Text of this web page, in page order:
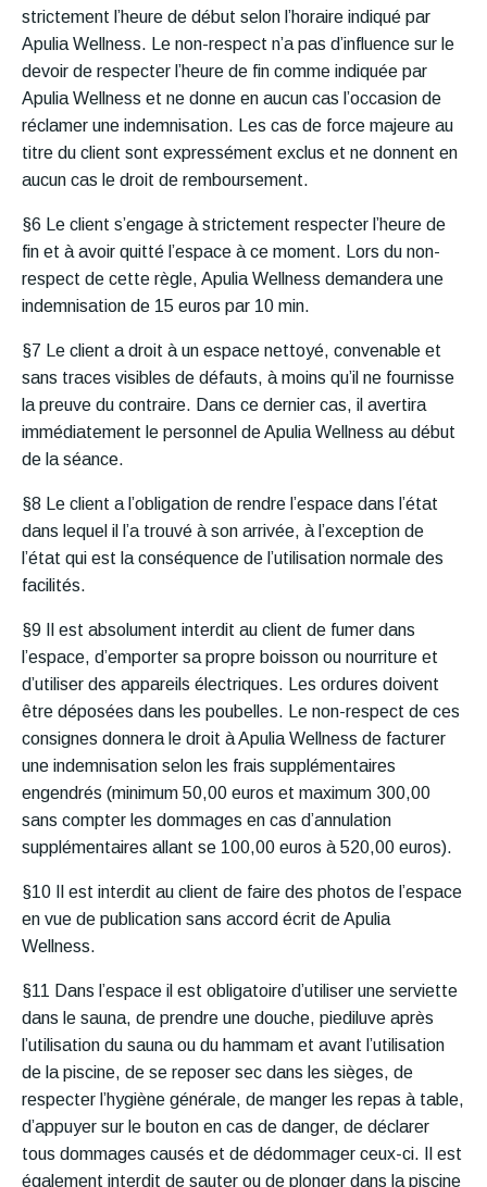
strictement l’heure de début selon l’horaire indiqué par
Apulia Wellness. Le non-respect n’a pas d’influence sur le
devoir de respecter l’heure de fin comme indiquée par
Apulia Wellness et ne donne en aucun cas l’occasion de
réclamer une indemnisation. Les cas de force majeure au
titre du client sont expressément exclus et ne donnent en
aucun cas le droit de remboursement.
§6 Le client s’engage à strictement respecter l’heure de
fin et à avoir quitté l’espace à ce moment. Lors du non-
respect de cette règle, Apulia Wellness demandera une
indemnisation de 15 euros par 10 min.
§7 Le client a droit à un espace nettoyé, convenable et
sans traces visibles de défauts, à moins qu’il ne fournisse
la preuve du contraire. Dans ce dernier cas, il avertira
immédiatement le personnel de Apulia Wellness au début
de la séance.
§8 Le client a l’obligation de rendre l’espace dans l’état
dans lequel il l’a trouvé à son arrivée, à l’exception de
l’état qui est la conséquence de l’utilisation normale des
facilités.
§9 Il est absolument interdit au client de fumer dans
l’espace, d’emporter sa propre boisson ou nourriture et
d’utiliser des appareils électriques. Les ordures doivent
être déposées dans les poubelles. Le non-respect de ces
consignes donnera le droit à Apulia Wellness de facturer
une indemnisation selon les frais supplémentaires
engendrés (minimum 50,00 euros et maximum 300,00
sans compter les dommages en cas d’annulation
supplémentaires allant se 100,00 euros à 520,00 euros).
§10 Il est interdit au client de faire des photos de l’espace
en vue de publication sans accord écrit de Apulia
Wellness.
§11 Dans l’espace il est obligatoire d’utiliser une serviette
dans le sauna, de prendre une douche, piediluve après
l’utilisation du sauna ou du hammam et avant l’utilisation
de la piscine, de se reposer sec dans les sièges, de
respecter l’hygiène générale, de manger les repas à table,
d’appuyer sur le bouton en cas de danger, de déclarer
tous dommages causés et de dédommager ceux-ci. Il est
également interdit de sauter ou de plonger dans la piscine